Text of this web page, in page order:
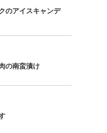
のアイスキャンデ
の南蛮漬け